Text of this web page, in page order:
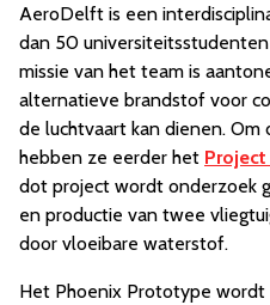
AeroDelft is een
dan 50
missie van het team is
alternatieve brandstof voor
de luchtvaart kan dienen.
hebben ze eerder het
dot project wordt onderzoek
en productie van twee
door vloeibare waterstof.
Het Phoenix Prototype